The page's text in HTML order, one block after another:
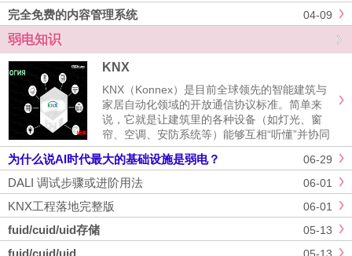
04-09
完全免费的内容管理系统
弱电知识
KNX
KNX（Konnex）是目前全球领先的智能建筑与
家居自动化领域的开放通信协议标准。简单来
说，它就是让建筑里的各种设备（如灯光、窗
帘、空调、安防系统等）能够互相“听懂”并协同
工作的统一语言。以下是关于 KNX 的核心知识
梳理：? 1. 什么是 KNX？国际标......
06-29
为什么说AI时代最大的基础设施是弱电？
06-01
DALI 调试步骤或进阶用法
06-01
KNX工程落地完整版
05-13
fuid/cuid/uid存储
fuid/cuid/uid